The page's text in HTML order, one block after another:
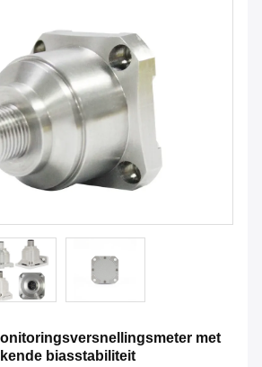
met
biasstabiliteit